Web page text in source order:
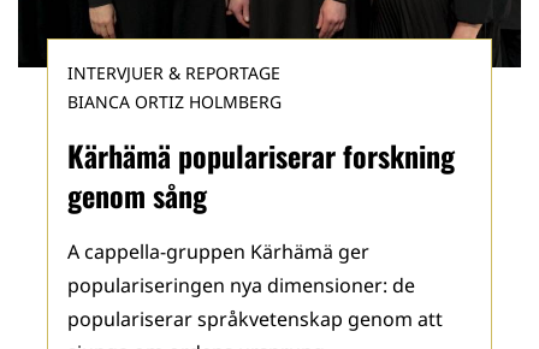
Kärhämä populariserar forskning
genom sång
INTERVJUER & REPORTAGE
BIANCA ORTIZ HOLMBERG
A cappella-gruppen Kärhämä ger
populariseringen nya dimensioner: de
populariserar språkvetenskap genom att